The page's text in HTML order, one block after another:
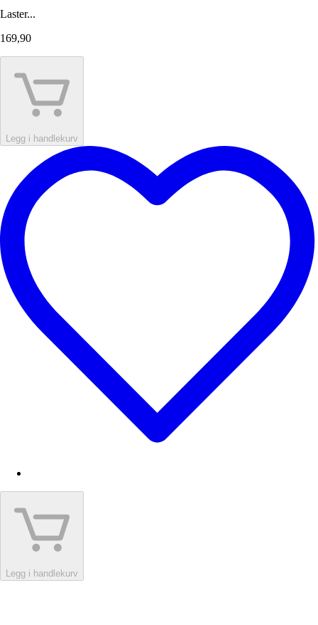
Laster...
169,90
Legg i handlekurv
Legg i handlekurv